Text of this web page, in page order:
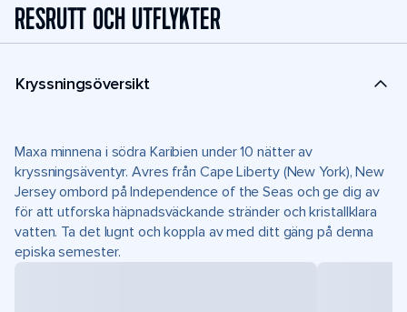
RESRUTT OCH UTFLYKTER
Kryssningsöversikt
Maxa minnena i södra Karibien under 10 nätter av
kryssningsäventyr. Avres från Cape Liberty (New York), New
Jersey ombord på Independence of the Seas och ge dig av
för att utforska häpnadsväckande stränder och kristallklara
vatten. Ta det lugnt och koppla av med ditt gäng på denna
episka semester.